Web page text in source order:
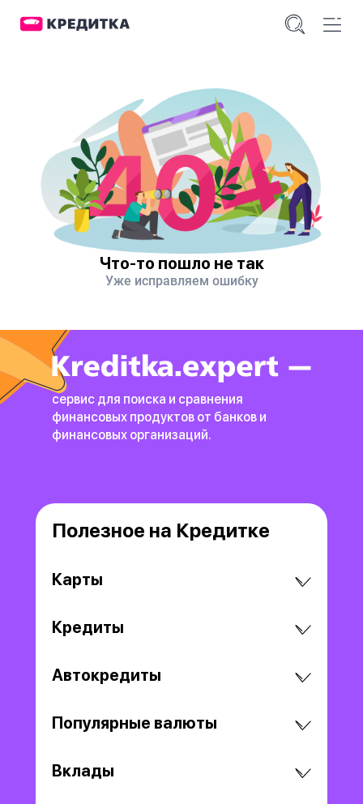
Что-то пошло не так
Уже исправляем ошибку
сервис для поиска и сравнения
финансовых продуктов от банков и
финансовых организаций.
Полезное на Кредитке
Карты
Кредиты
Автокредиты
Популярные валюты
Вклады